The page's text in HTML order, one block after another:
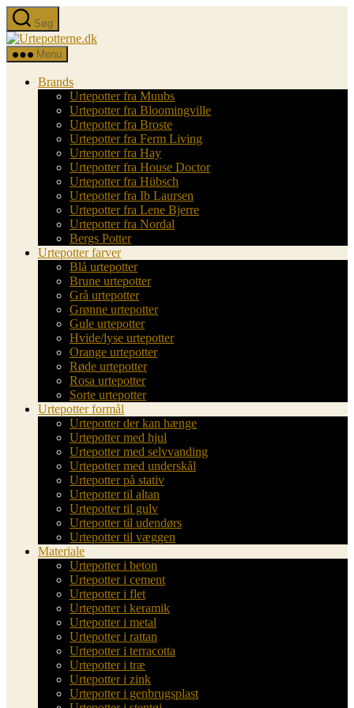
Spring
til
indholdet
Søg
Urtepotterne.dk
Menu
Brands
Urtepotter fra Muubs
Urtepotter fra Bloomingville
Urtepotter fra Broste
Urtepotter fra Ferm Living
Urtepotter fra Hay
Urtepotter fra House Doctor
Urtepotter fra Hübsch
Urtepotter fra Ib Laursen
Urtepotter fra Lene Bjerre
Urtepotter fra Nordal
Bergs Potter
Urtepotter farver
Blå urtepotter
Brune urtepotter
Grå urtepotter
Grønne urtepotter
Gule urtepotter
Hvide/lyse urtepotter
Orange urtepotter
Røde urtepotter
Rosa urtepotter
Sorte urtepotter
Urtepotter formål
Urtepotter der kan hænge
Urtepotter med hjul
Urtepotter med selvvanding
Urtepotter med underskål
Urtepotter på stativ
Urtepotter til altan
Urtepotter til gulv
Urtepotter til udendørs
Urtepotter til væggen
Materiale
Urtepotter i beton
Urtepotter i cement
Urtepotter i flet
Urtepotter i keramik
Urtepotter i metal
Urtepotter i rattan
Urtepotter i terracotta
Urtepotter i træ
Urtepotter i zink
Urtepotter i genbrugsplast